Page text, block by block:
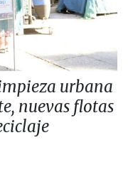
urbana
nuevas flotas